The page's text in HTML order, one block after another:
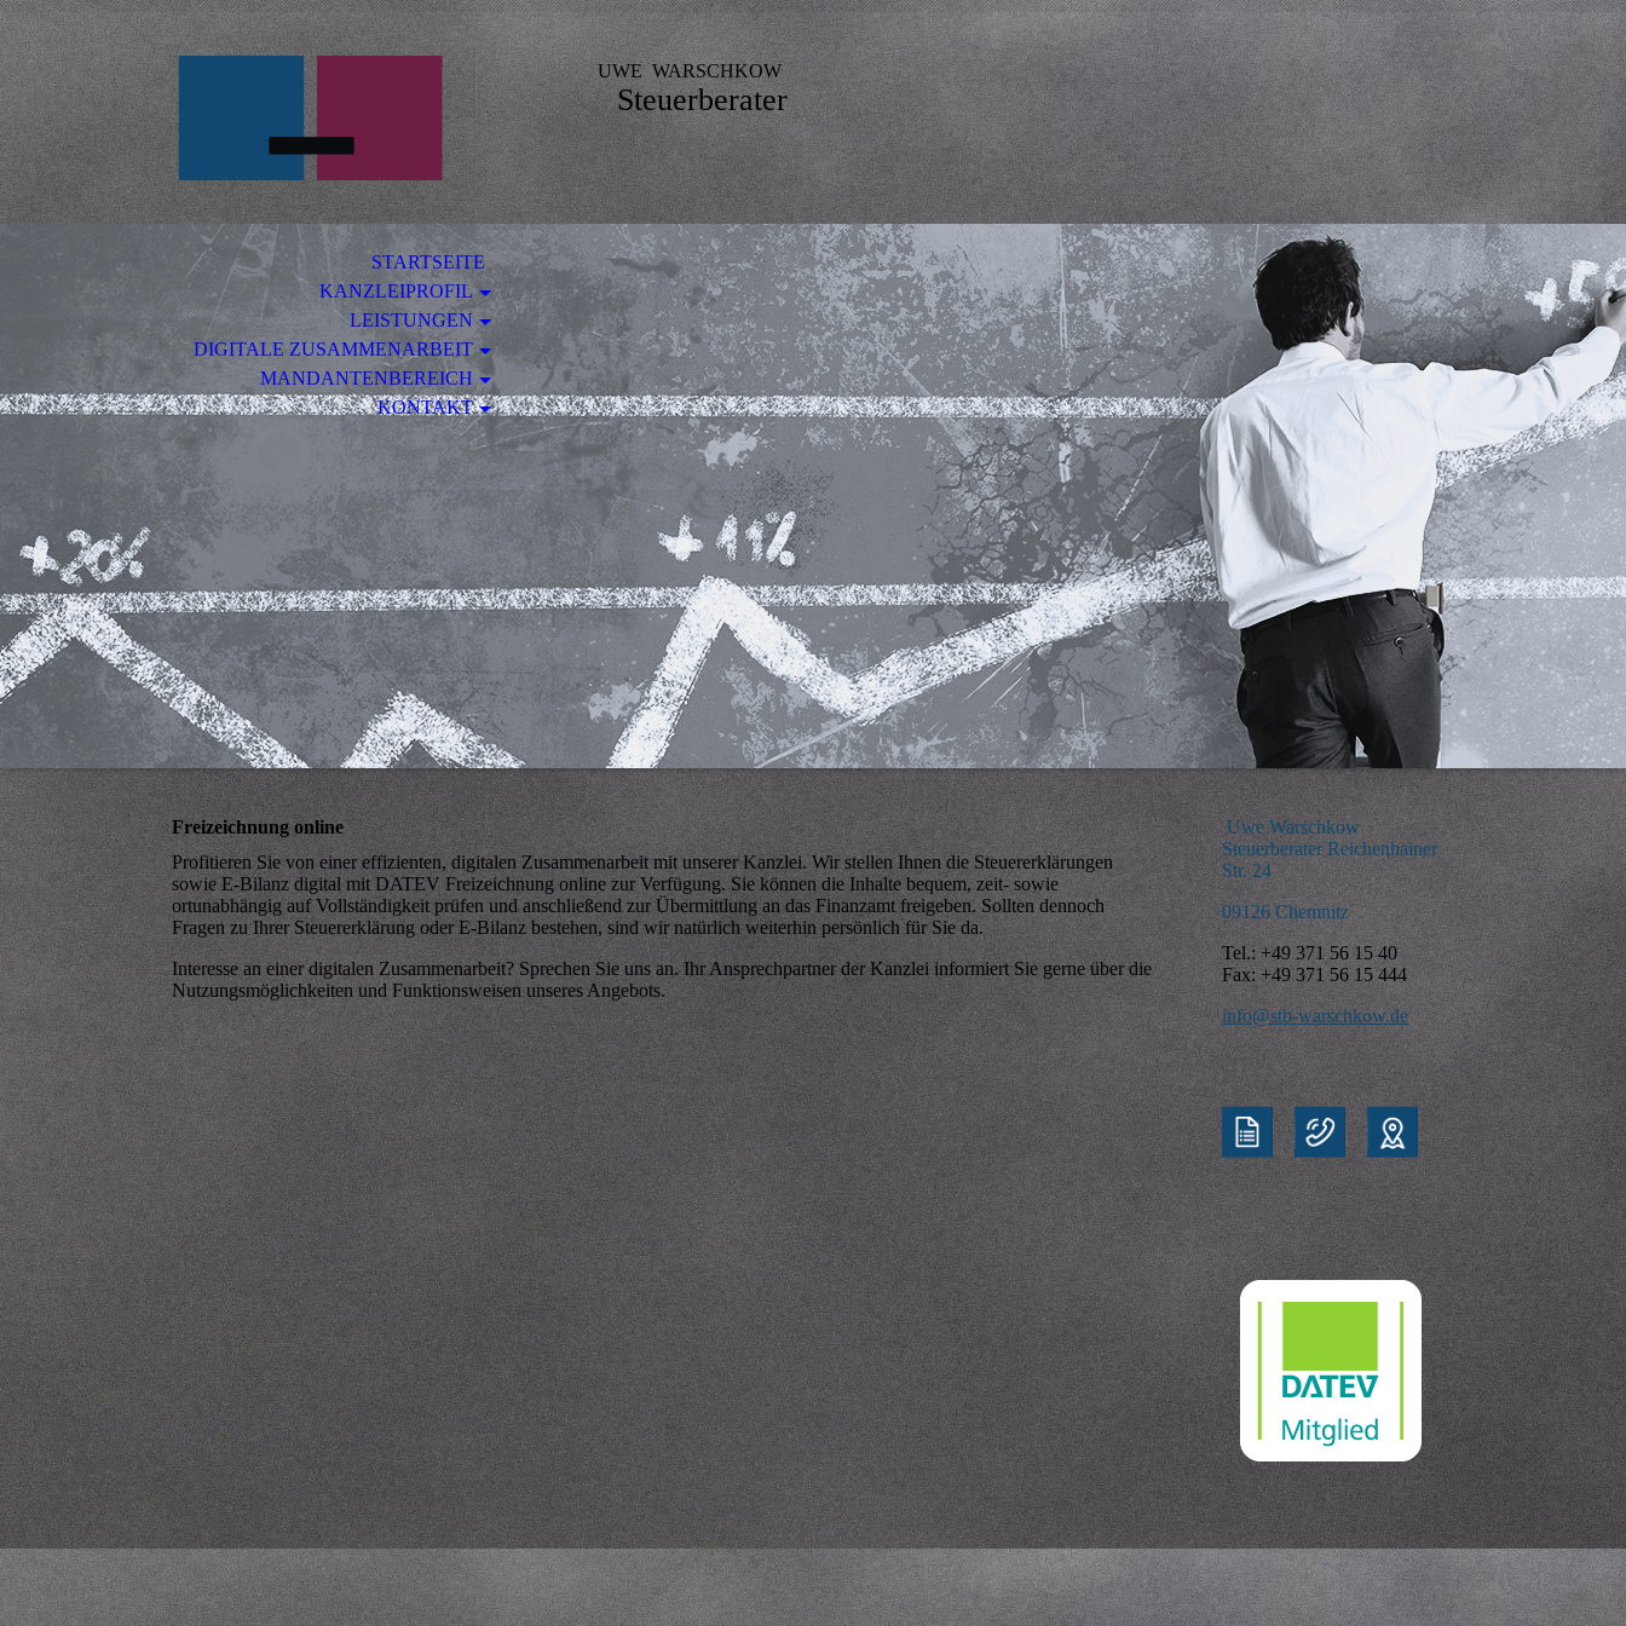
UWE WARSCHKOW
Steuerberater
STARTSEITE
KANZLEIPROFIL
LEISTUNGEN
DIGITALE ZUSAMMENARBEIT
MANDANTENBEREICH
KONTAKT
Freizeichnung online
Profitieren Sie von einer effizienten, digitalen Zusammenarbeit mit unserer Kanzlei. Wir stellen Ihnen die Steuererklärungen
sowie E-Bilanz digital mit DATEV Freizeichnung online zur Verfügung. Sie können die Inhalte bequem, zeit- sowie
ortunabhängig auf Vollständigkeit prüfen und anschließend zur Übermittlung an das Finanzamt freigeben. Sollten dennoch
Fragen zu Ihrer Steuererklärung oder E-Bilanz bestehen, sind wir natürlich weiterhin persönlich für Sie da.
Interesse an einer digitalen Zusammenarbeit? Sprechen Sie uns an. Ihr Ansprechpartner der Kanzlei informiert Sie gerne über die
Nutzungsmöglichkeiten und Funktionsweisen unseres Angebots.
Uwe Warschkow
Steuerberater Reichenhainer
Str. 24
09126 Chemnitz
Tel.: +49 371 56 15 40
Fax: +49 371 56 15 444
info@stb-warschkow.de